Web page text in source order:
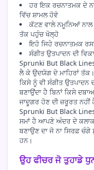
ਹਰ ਇਕ ਰਚਨਾਤਮਕ ਦੇ
ਵਿੱਚ ਸ਼ਾਮਲ ਹੋਵੋ
ਕੱਟਣ ਵਾਲੇ ਨਮੂਨਿਆਂ
ਤੱਕ ਪਹੁੰਚ ਖੋਲ੍ਹੋ
ਇਹੋ ਜਿਹੇ ਰਚਨਾਤਮਕ
ਸੰਗੀਤ ਉਤਪਾਦਨ ਦੀ
Sprunki But Black
ਲੈ ਕੇ ਉਦਯੋਗ ਦੇ ਮਾਹਿਰਾਂ
ਕਿਸੇ ਨੂੰ ਵੀ ਸੰਗੀਤ ਉਤਪਾਦਨ
ਬਣਾਉਂਦਾ ਹੈ ਬਿਨਾਂ ਕਿਸੇ
ਜਾਦੂਗਰ ਹੋਣ ਦੀ ਜ਼ਰੂਰਤ
Sprunki But Black
ਸਮਾਂ ਹੈ ਆਪਣੇ ਅੰਦਰ ਦੇ
ਬਣਾਉਣ ਦਾ ਜੋ ਨਾ ਸਿਰਫ਼ ਚੰਗੇ
ਹਨ।
ਉਹ ਫੀਚਰ ਜੋ ਤੁਹਾਡੇ